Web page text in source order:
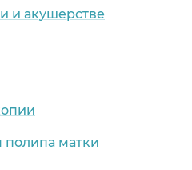
и акушерстве
полипа матки